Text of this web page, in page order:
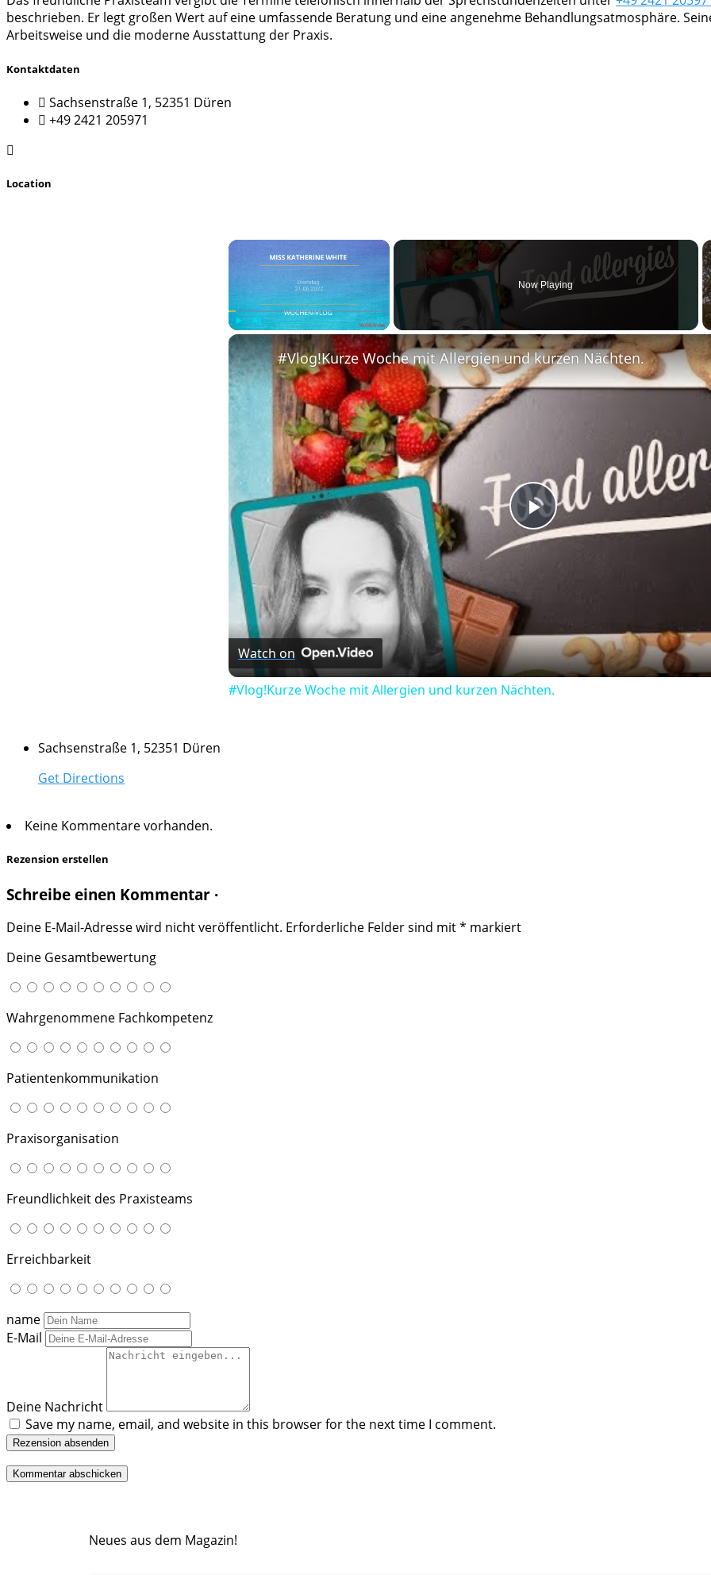
beschrieben. Er legt großen Wert auf eine umfassende Beratung und eine angenehme Behandlungsatmosphäre.
Arbeitsweise und die moderne Ausstattung der Praxis.
Kontaktdaten
Sachsenstraße 1, 52351 Düren
+49 2421 205971
Location
×
Fullscreen
Now Playing
Play
#Vlog!Kurze Woche mit Allergien und kurzen Nächten.
Watch on
#Vlog!Kurze Woche mit Allergien und kurzen Nächten.
Sachsenstraße 1, 52351 Düren
Get Directions
Keine Kommentare vorhanden.
Rezension erstellen
Schreibe einen Kommentar ·
Deine E-Mail-Adresse wird nicht veröffentlicht. Erforderliche Felder sind mit* markiert
Deine Gesamtbewertung
Wahrgenommene Fachkompetenz
Patientenkommunikation
Praxisorganisation
Freundlichkeit des Praxisteams
Erreichbarkeit
name
E-Mail
Deine Nachricht
Save my name, email, and website in this browser for the next time I comment.
Rezension absenden
Neues aus dem Magazin!